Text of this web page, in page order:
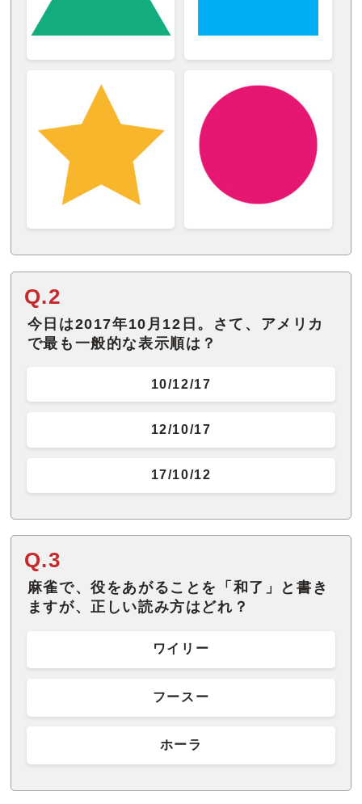
Q.2
今日は2017年10月12日。さて、アメリカ
で最も一般的な表示順は？
10/12/17
12/10/17
17/10/12
Q.3
麻雀で、役をあがることを「和了」と書き
ますが、正しい読み方はどれ？
ワイリー
フースー
ホーラ